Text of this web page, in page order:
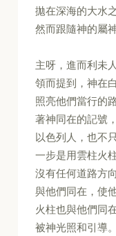
拋在深海的大水
然而跟隨神的屬
主呀，進而利未
領而提到，神在
照亮他們當行的
著神同在的記號
以色列人，也不
一步是用雲柱火
沒有任何道路方
與他們同在，使
火柱也與他們同
被神光照和引導